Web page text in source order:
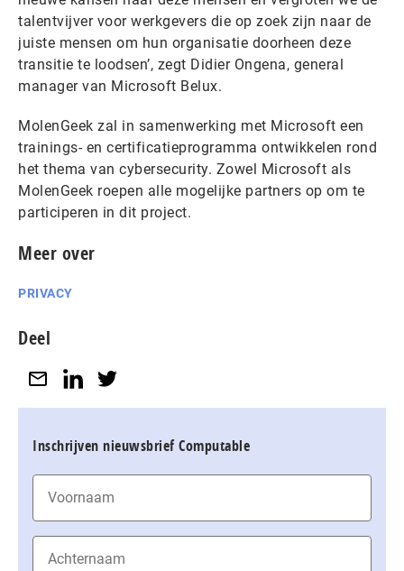
talentvijver voor werkgevers die op zoek zijn naar de
juiste mensen om hun organisatie doorheen deze
transitie te loodsen’, zegt Didier Ongena, general
manager van Microsoft Belux.
MolenGeek zal in samenwerking met Microsoft een
trainings- en certificatieprogramma ontwikkelen rond
het thema van cybersecurity. Zowel Microsoft als
MolenGeek roepen alle mogelijke partners op om te
participeren in dit project.
Meer over
PRIVACY
Deel
Inschrijven nieuwsbrief Computable